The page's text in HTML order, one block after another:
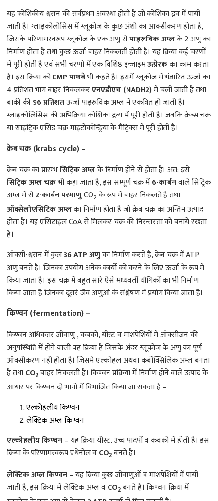
यह कोशिकीय श्वसन की सर्वप्रथम अवस्था होती है जो कोशिका द्रव में पायी
जाती है। ग्लाइकोलोसिस में ग्लूकोज के कुछ अंशो का आक्सीकरण होता है,
जिसके परिणामस्वरूप ग्लूकोज के एक अणु सेपाइरूविक अम्लके 2 अणु का
निर्माण होता हैं तथा कुछ ऊर्जा बाहर निकलती होती है। यह क्रिया कई चरणों
में पूरी होती है एवं सभी चरणों में एक विशिष्ठ इन्जाइमउत्प्रेरकका काम करता
है। इस क्रिया कोEMP पाथवेभी कहते है। इसमें ग्लूकोज में भंडारित ऊर्जा का
4 प्रतिशत भाग बाहर निकलकरएनएडीएच (NADH2)में चली जाती है तथा
बाकी की96 प्रतिशतऊर्जा पाइरूविक अम्ल में एकत्रित हो जाती है।
ग्लाइकोलिसिस की अभिक्रिया कोशिका द्रव्य में पूरी होती है। जबकि क्रेब्स चक्र
या साइट्रिक एसिड चक्र माइटोकॉन्ड्रिया के मैट्रिक्स में पूरी होती है।
क्रेब चक्र (krabs cycle) –
क्रेब चक्र का प्रारम्भसिट्रिक अम्लके निर्माण होने से होता है। अत: इसे
सिट्रिक अम्ल चक्रभी कहा जाता है, इस सम्पूर्ण चक्र में6-कार्बनवाले सिट्रिक
अम्ल में से2-कार्बन परमाणुCO2के रूप में बाहर निकलते है तथा
ऑक्सेलोएसिटिक अम्लका निर्माण होता है जो क्रेब चक्र का अन्तिम उत्पाद
होता है। यह एसिटाइल CoA से मिलकर चक्र की निरन्तरता को बनाये रखता
है।
ऑक्सी-श्वसन में कुल36 ATP अणुका निर्माण करते है, क्रेब चक्र में ATP
अणु बनते है। जिनका उपयोग अनेक कार्यो को करने के लिए ऊर्जा के रूप में
किया जाता है। इस चक्र में बहुत सारे ऐसे मध्यवर्ती यौगिकों का भी निर्माण
किया जाता है जिनका दूसरे जैव अणुओं के संश्लेषण में प्रयोग किया जाता है।
किण्वन (fermentation) –
किण्वन अधिकतर जीवाणु , कबको, यीस्ट व मांशपेशियों में ऑक्सीजन की
अनुपस्थिति में होने वाली वह क्रिया है जिसके अंदर ग्लूकोज के अणु का पूर्ण
ऑक्सीकरण नहीं होता है। जिसमे एल्कोहल अथवा कर्बोक्सिलिक अम्ल बनता
है तथाCO2बाहर निकलती है। किण्वन प्रक्रिया में निर्माण होने वाले उत्पाद के
आधार पर किण्वन दो भागो में विभाजित किया जा सकता है –
एल्कोहलीय किण्वन
लेक्टिक अम्ल किण्वन
एल्कोहलीय किण्वन– यह क्रिया यीस्ट, उच्च पादपों व कवको में होती है। इस
क्रिया के परिणामस्वरूप एथेनोल वCO2बनते है।
लेक्टिक अम्ल किण्वन– यह क्रिया कुछ जीवाणुओं व मांशपेशियों में पायी
जाती है, इस क्रिया में लेक्टिक अम्ल वCO2बनते है। किण्वन क्रिया में